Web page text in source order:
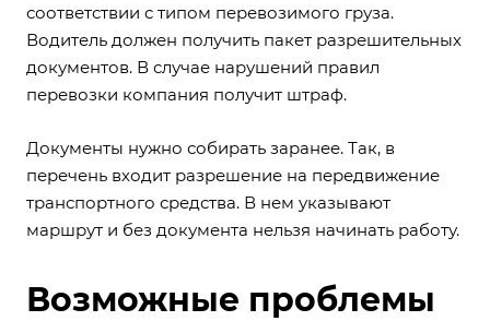
соответствии с типом перевозимого груза.
Водитель должен получить пакет разрешительных
документов. В случае нарушений правил
перевозки компания получит штраф.
Документы нужно собирать заранее. Так, в
перечень входит разрешение на передвижение
транспортного средства. В нем указывают
маршрут и без документа нельзя начинать работу.
Возможные проблемы